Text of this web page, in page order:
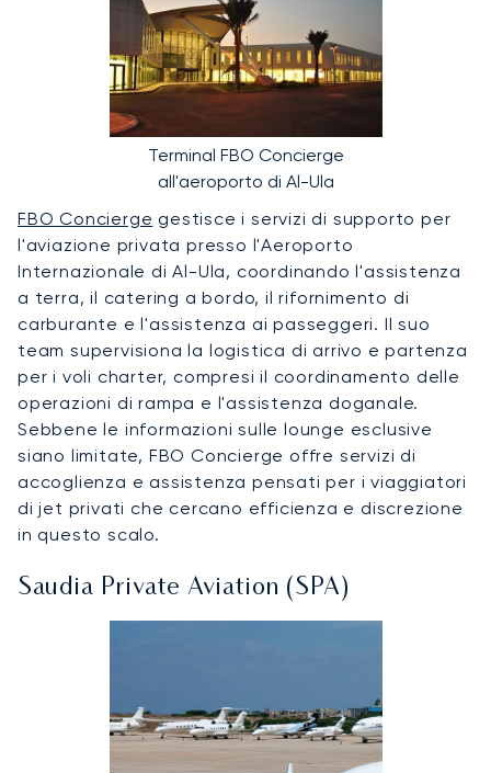
Terminal FBO Concierge
all'aeroporto di Al-Ula
FBO Concierge gestisce i servizi di supporto per
l'aviazione privata presso l'Aeroporto
Internazionale di Al-Ula, coordinando l'assistenza
a terra, il catering a bordo, il rifornimento di
carburante e l'assistenza ai passeggeri. Il suo
team supervisiona la logistica di arrivo e partenza
per i voli charter, compresi il coordinamento delle
operazioni di rampa e l'assistenza doganale.
Sebbene le informazioni sulle lounge esclusive
siano limitate, FBO Concierge offre servizi di
accoglienza e assistenza pensati per i viaggiatori
di jet privati che cercano efficienza e discrezione
in questo scalo.
Saudia Private Aviation (SPA)